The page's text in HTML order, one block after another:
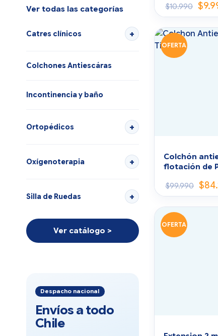
Ver todas las categorías
Catres clínicos
Colchones Antiescáras
Incontinencia y baño
Ortopédicos
Oxígenoterapia
Silla de Ruedas
Ver catálogo >
Despacho nacional
Envíos a todo
Chile
$10.990 $
OFERTA
Colchón
flotación de
$99.990 $
OFERTA